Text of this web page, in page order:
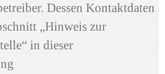
Dessen Kontaktdaten
„Hinweis zur
in dieser